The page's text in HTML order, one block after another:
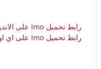
رابط تحميل Imo على الاندرويد
رابط تحميل Imo على اي او اس